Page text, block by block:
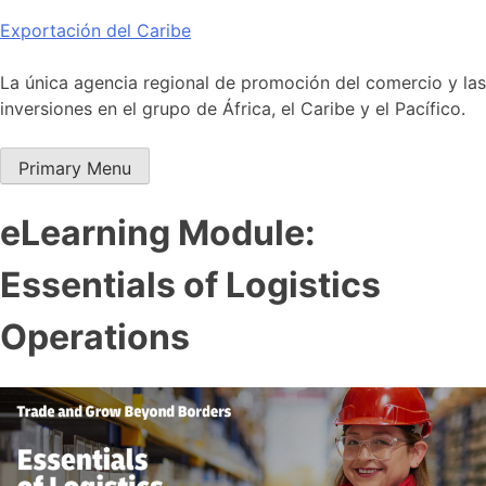
Skip
content
Exportación del Caribe
La única agencia regional de promoción del comercio y las
inversiones en el grupo de África, el Caribe y el Pacífico.
Primary Menu
eLearning Module:
Essentials of Logistics
Operations